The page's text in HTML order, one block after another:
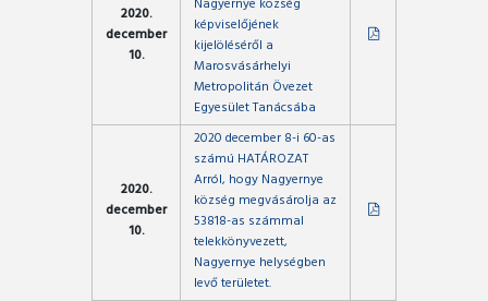
2020.
december
10.
képviselőjének
kijelöléséről a
Marosvásárhelyi
Metropolitán Övezet
Egyesület Tanácsába
2020.
december
10.
2020 december 8-i 60-as
számú HATÁROZAT
Arról, hogy Nagyernye
község megvásárolja az
53818-as számmal
telekkönyvezett,
Nagyernye helységben
levő területet.